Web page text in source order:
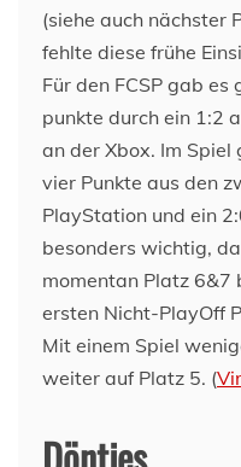
(siehe auch nächster
fehlte diese frühe
Für den FCSP gab
punkte durch ein 1:2
an der Xbox. Im Spiel
vier Punkte aus den
PlayStation und ein
besonders wichtig,
momentan Platz 6&7
ersten Nicht-PlayOff
Mit einem Spiel
weiter auf Platz 5. (